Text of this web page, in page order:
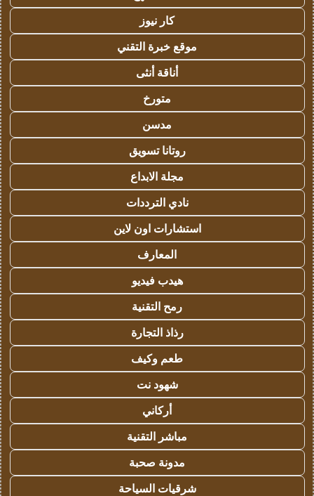
كار نيوز
موقع خبرة التقني
أناقة أنثى
متورخ
مدسن
روتانا تسويق
مجلة الابداع
نادي الترددات
استشارات اون لاين
المعارف
هيدب فيديو
رمح التقنية
رذاذ التجارة
طعم وكيف
شهود نت
أركاني
مباشر التقنية
مدونة صحبة
شرقيات السياحة